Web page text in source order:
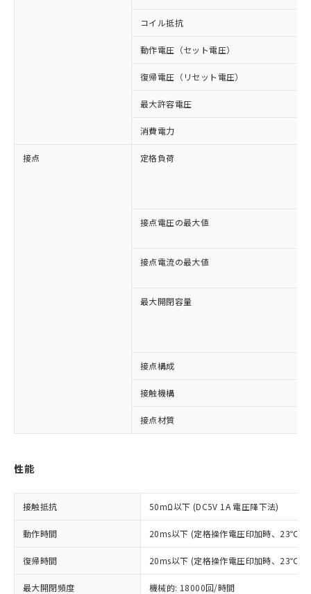
コイル抵抗
動作電圧（セット電圧）
復帰電圧（リセット電圧）
最大許容電圧
消費電力
接点 定格負荷
接点電圧の最大値
接点電流の最大値
最大開閉容量
接点構成
接触機構
接点材質
性能
接触抵抗 50mΩ以下 (DC5V 1A 電圧降下法)
動作時間 20ms以下 (定格操作電圧印加時、23℃、
復帰時間 20ms以下 (定格操作電圧印加時、23℃、
最大開閉頻度 機械的: 18000回/時間
ご利用条件
本サービスは、当社制御機器事業取扱
商品の当社在庫状況および標準価格
(税抜)を提供させていただくもので
当社制御機器事業取扱商品の中には、
本サービスの対象外となる商品もある
対応済み：EU RoHS指令（10物質）の
対応予定：EU RoHS指令（10物質）の非含
有に対応した製品に切り替える予定のある
調査・確認中：EU RoHS指令（10物質）の
非含有の対応状況を調査中または確認中の
商品です。
非該当品：ライセンス料など無形物で、有
害物質有無と関係のない商品です。
仕入先様の事情により、非含有部品として
いたものが、含有品と判明した場合などや
※1 中国RoHS○×表
「○」：最大均質材料含有率が中国RoHSの
基準値以下であることを示します。
「×」：最大均質材料含有率が中国RoHSの
基準値を超えていることを示します。
当社は、これら貴社製品のうち、外国